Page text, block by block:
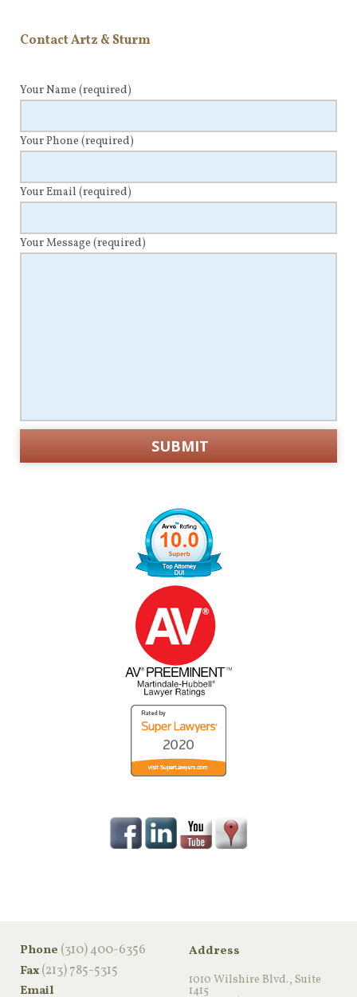
Contact Artz & Sturm
Your Name (required)
Your Phone (required)
Your Email (required)
Your Message (required)
Phone ‪(310) 400-6356‬
Fax(213) 785-5315
Email
Address
1010 Wilshire Blvd., Suite
1415